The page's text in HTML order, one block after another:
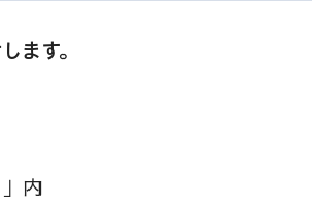
ます。
内